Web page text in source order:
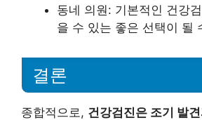
동네 의원: 기본적인 건강
을 수 있는 좋은 선택이 될
결론
종합적으로, 건강검진은 조기 발